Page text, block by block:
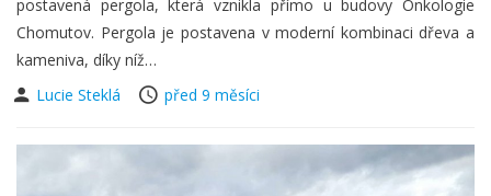
postavená pergola, která vznikla přímo u budovy Onkologie
Chomutov. Pergola je postavena v moderní kombinaci dřeva a
kameniva, díky níž…
Lucie Steklá
před 9 měsíci